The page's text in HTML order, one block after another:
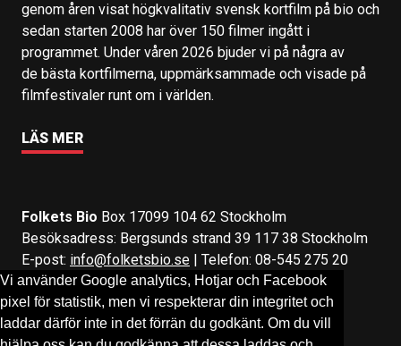
Vi använder Google analytics, Hotjar och Facebook
pixel för statistik, men vi respekterar din integritet och
laddar därför inte in det förrän du godkänt. Om du vill
genom åren visat högkvalitativ svensk kortfilm på bio och
sedan starten 2008 har över 150 filmer ingått i
programmet. Under våren 2026 bjuder vi på några av
de bästa kortfilmerna, uppmärksammade och visade på
filmfestivaler runt om i världen.
LÄS MER
Folkets Bio Box 17099 104 62 Stockholm
Besöksadress: Bergsunds strand 39 117 38 Stockholm
E-post: info@folketsbio.se | Telefon: 08-545 275 20
Följ oss på:Facebook&Instagram